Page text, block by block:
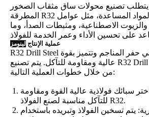
تصنيع محولات ساق مثقاب الصخور
المطرقة R32 أيضًا استخدام بعض المواد المساعدة، مثل عوامل
والزيوت الاصطناعية، ومثبطات الصدأ، وما
عملية الإنتاج لينومز
R32 Drill Steel هي مادة تستخدم في حفر المناجم وتتميز بقوة
عالية ومقاومة للتآكل. يتم تصنيع R32 Drill Steel بشكل أساسي
من خلال خطوات العملية التالية:
اختر سبائك فولاذية عالية القوة ومقاومة
للتآكل مناسبة لصنع الفولاذ R32.
يتم تسخين الفولاذ وتبريده باستخدام